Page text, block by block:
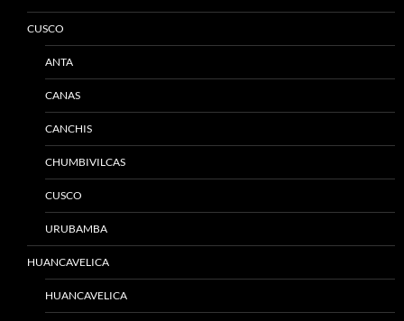
CUSCO
ANTA
CANAS
CANCHIS
CHUMBIVILCAS
CUSCO
URUBAMBA
HUANCAVELICA
HUANCAVELICA